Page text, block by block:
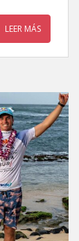
LEER MÁS